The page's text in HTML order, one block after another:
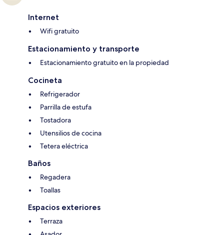
Internet
Wifi gratuito
Estacionamiento y transporte
Estacionamiento gratuito en la propiedad
Cocineta
Refrigerador
Parrilla de estufa
Tostadora
Utensilios de cocina
Tetera eléctrica
Baños
Regadera
Toallas
Espacios exteriores
Terraza